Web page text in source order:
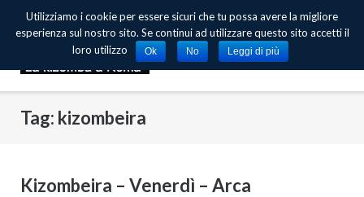
Tag: kizombeira
Kizombeira – Venerdì – Arca
Utilizziamo i cookie per essere sicuri che tu possa avere la migliore
esperienza sul nostro sito. Se continui ad utilizzare questo sito accetti il
loro utilizzo
Ok No Leggi di più